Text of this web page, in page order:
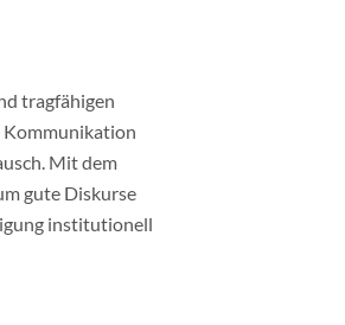
tragfähigen
Kommunikation
Mit dem
gute Diskurse
institutionell